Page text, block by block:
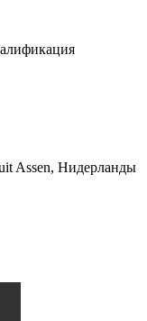
Assen, Нидерланды